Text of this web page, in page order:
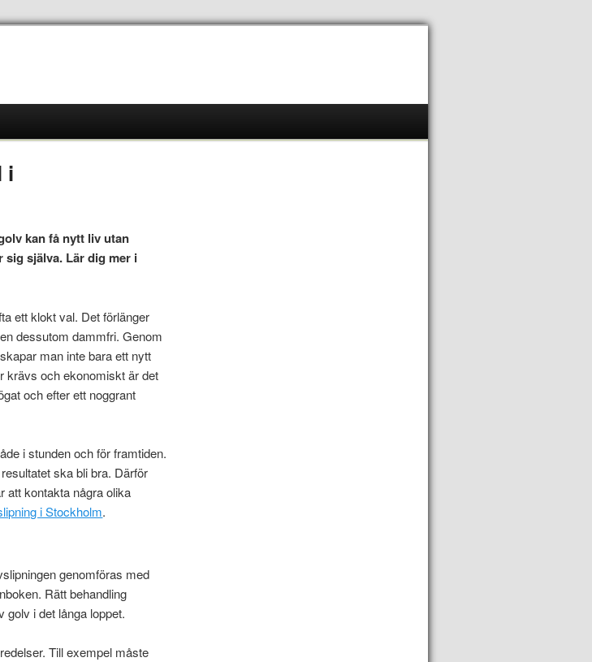
i
kan få nytt liv utan
sig själva. Lär dig mer i
ett klokt val. Det förlänger
dessutom dammfri. Genom
man inte bara ett nytt
krävs och ekonomiskt är det
och efter ett noggrant
i stunden och för framtiden.
ska bli bra. Därför
att kontakta några olika
i Stockholm.
genomföras med
Rätt behandling
golv i det långa loppet.
Till exempel måste